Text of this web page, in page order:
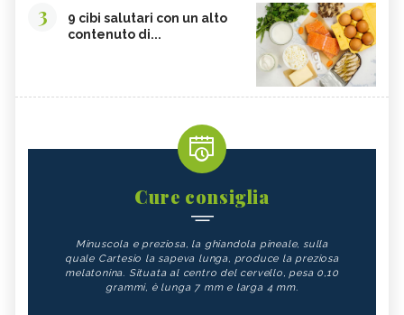
3
9 cibi salutari con un alto
contenuto di...
Cure consiglia
Minuscola e preziosa, la ghiandola pineale, sulla
quale Cartesio la sapeva lunga, produce la preziosa
melatonina. Situata al centro del cervello, pesa 0,10
grammi, è lunga 7 mm e larga 4 mm.